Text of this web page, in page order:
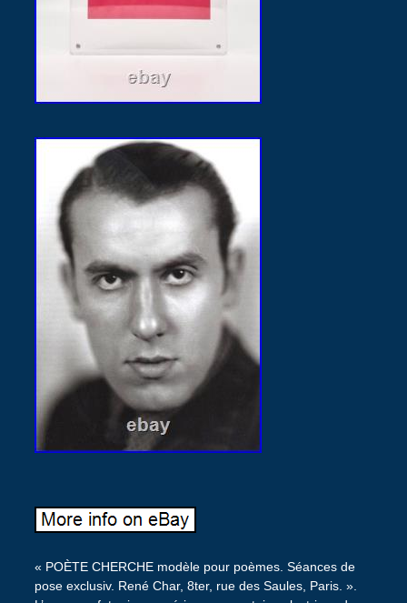
« POÈTE CHERCHE modèle pour poèmes. Séances de
pose exclusiv. René Char, 8ter, rue des Saules, Paris. ».